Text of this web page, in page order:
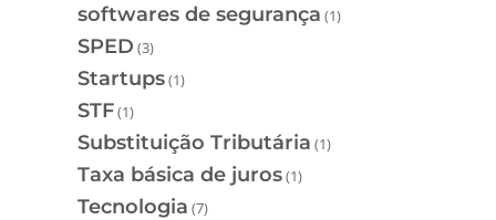
softwares de segurança (1)
SPED (3)
Startups(1)
STF(1)
Substituição Tributária (1)
Taxa básica de juros(1)
Tecnologia (7)